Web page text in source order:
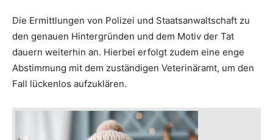
Die Ermittlungen von Polizei und Staatsanwaltschaft zu
den genauen Hintergründen und dem Motiv der Tat
dauern weiterhin an. Hierbei erfolgt zudem eine enge
Abstimmung mit dem zuständigen Veterinäramt, um den
Fall lückenlos aufzuklären.